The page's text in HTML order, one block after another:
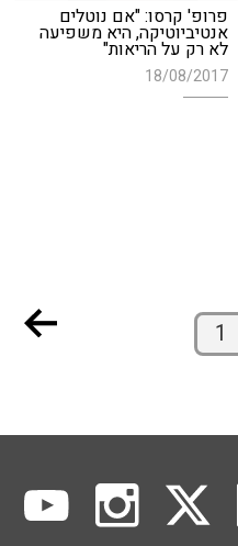
פרופ' קרסו: "אם נוטלים
אנטיביוטיקה, היא משפיעה
לא רק על הריאות"
18/08/2017